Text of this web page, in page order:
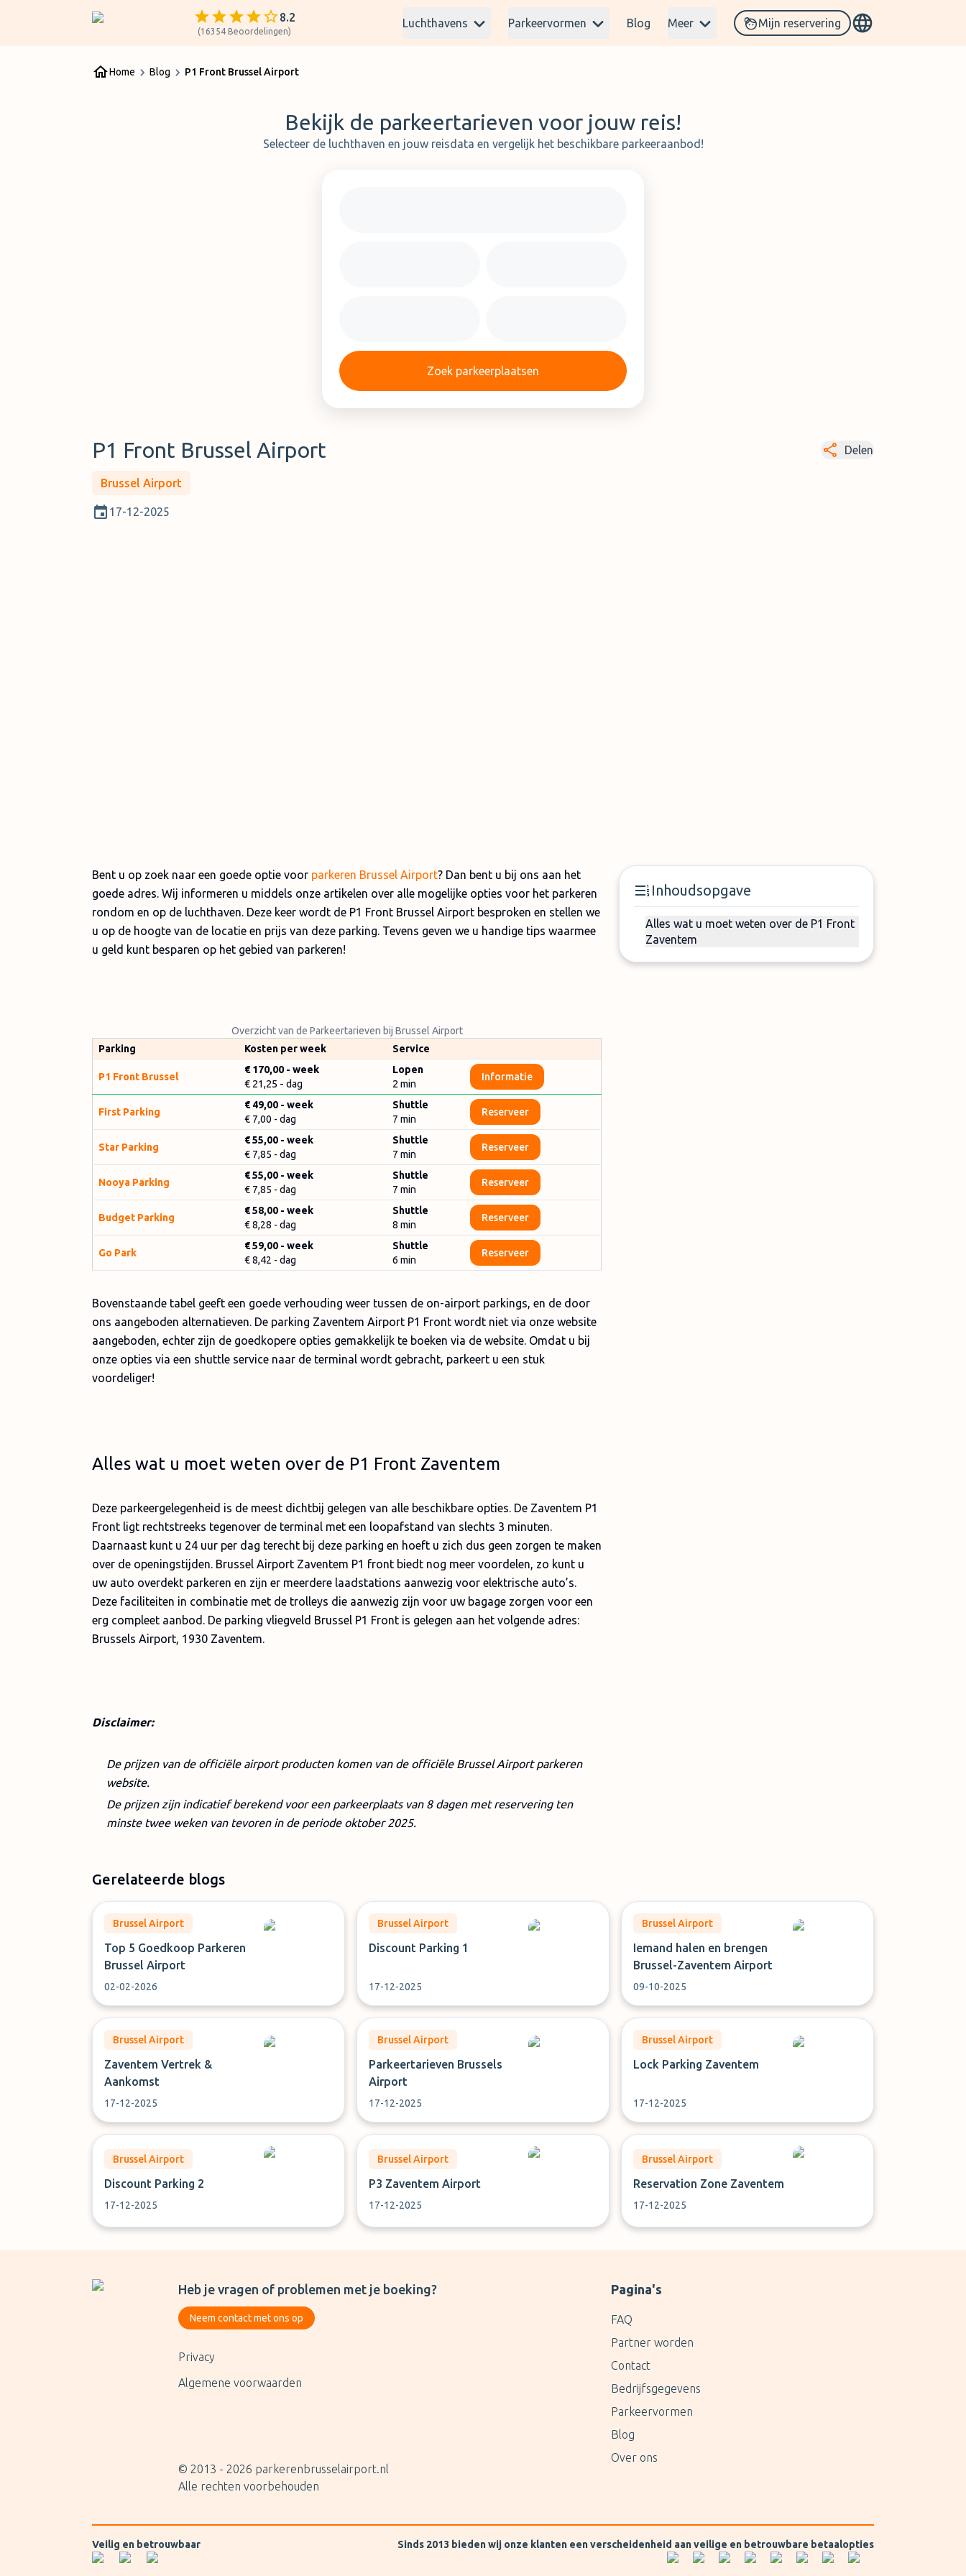
8.2
(16354 Beoordelingen)
Luchthavens Parkeervormen Blog Meer Mijn reservering
Home Blog P1 Front Brussel Airport
Bekijk de parkeertarieven voor jouw reis!
Selecteer de luchthaven en jouw reisdata en vergelijk het beschikbare parkeeraanbod!
Zoek parkeerplaatsen
P1 Front Brussel Airport Delen
Brussel Airport
17-12-2025
Inhoudsopgave
Alles wat u moet weten over de P1 Front
Zaventem
Bent u op zoek naar een goede optie voor parkeren Brussel Airport? Dan bent u bij ons aan het
goede adres. Wij informeren u middels onze artikelen over alle mogelijke opties voor het parkeren
rondom en op de luchthaven. Deze keer wordt de P1 Front Brussel Airport besproken en stellen we
u op de hoogte van de locatie en prijs van deze parking. Tevens geven we u handige tips waarmee
u geld kunt besparen op het gebied van parkeren!
Overzicht van de Parkeertarieven bij Brussel Airport
Parking
Kosten per week Service
P1 Front Brussel
€ 170,00 - week
€ 21,25 - dag
Lopen
2 min
Informatie
First Parking
€ 49,00 - week
€ 7,00 - dag
Shuttle
7 min
Reserveer
Star Parking
€ 55,00 - week
€ 7,85 - dag
Shuttle
7 min
Reserveer
Nooya Parking
€ 55,00 - week
€ 7,85 - dag
Shuttle
7 min
Reserveer
Budget Parking
€ 58,00 - week
€ 8,28 - dag
Shuttle
8 min
Reserveer
Go Park
€ 59,00 - week
€ 8,42 - dag
Shuttle
6 min
Reserveer
Bovenstaande tabel geeft een goede verhouding weer tussen de on-airport parkings, en de door
ons aangeboden alternatieven. De parking Zaventem Airport P1 Front wordt niet via onze website
aangeboden, echter zijn de goedkopere opties gemakkelijk te boeken via de website. Omdat u bij
onze opties via een shuttle service naar de terminal wordt gebracht, parkeert u een stuk
voordeliger!
Alles wat u moet weten over de P1 Front Zaventem
Deze parkeergelegenheid is de meest dichtbij gelegen van alle beschikbare opties. De Zaventem P1
Front ligt rechtstreeks tegenover de terminal met een loopafstand van slechts 3 minuten.
Daarnaast kunt u 24 uur per dag terecht bij deze parking en hoeft u zich dus geen zorgen te maken
over de openingstijden. Brussel Airport Zaventem P1 front biedt nog meer voordelen, zo kunt u
uw auto overdekt parkeren en zijn er meerdere laadstations aanwezig voor elektrische auto’s.
Deze faciliteiten in combinatie met de trolleys die aanwezig zijn voor uw bagage zorgen voor een
erg compleet aanbod. De parking vliegveld Brussel P1 Front is gelegen aan het volgende adres:
Brussels Airport, 1930 Zaventem.
Disclaimer:
De prijzen van de officiële airport producten komen van de officiële Brussel Airport parkeren
website.​
De prijzen zijn indicatief berekend voor een parkeerplaats van 8 dagen met reservering ten
minste twee weken van tevoren in de periode oktober 2025.
Gerelateerde blogs
Brussel Airport
Top 5 Goedkoop Parkeren
Brussel Airport
02-02-2026
Brussel Airport
Discount Parking 1
17-12-2025
Brussel Airport
Iemand halen en brengen
Brussel-Zaventem Airport
09-10-2025
Brussel Airport
Zaventem Vertrek &
Aankomst
17-12-2025
Brussel Airport
Parkeertarieven Brussels
Airport
17-12-2025
Brussel Airport
Lock Parking Zaventem
17-12-2025
Brussel Airport
Discount Parking 2
17-12-2025
Brussel Airport
P3 Zaventem Airport
17-12-2025
Brussel Airport
Reservation Zone Zaventem
17-12-2025
Heb je vragen of problemen met je boeking?
Neem contact met ons op
Privacy
Algemene voorwaarden
© 2013 - 2026 parkerenbrusselairport.nl
Alle rechten voorbehouden
Pagina's
FAQ
Partner worden
Contact
Bedrijfsgegevens
Parkeervormen
Blog
Over ons
Veilig en betrouwbaar Sinds 2013 bieden wij onze klanten een verscheidenheid aan veilige en betrouwbare betaalopties